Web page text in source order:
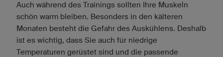
Auch während des Trainings sollten Ihre Muskeln
schön warm bleiben. Besonders in den kälteren
Monaten besteht die Gefahr des Auskühlens. Deshalb
ist es wichtig, dass Sie auch für niedrige
Temperaturen gerüstet sind und die passende